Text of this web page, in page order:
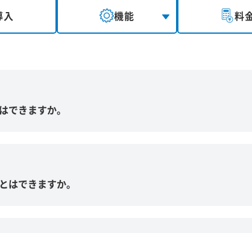
入 機能 料
できますか。
はできますか。